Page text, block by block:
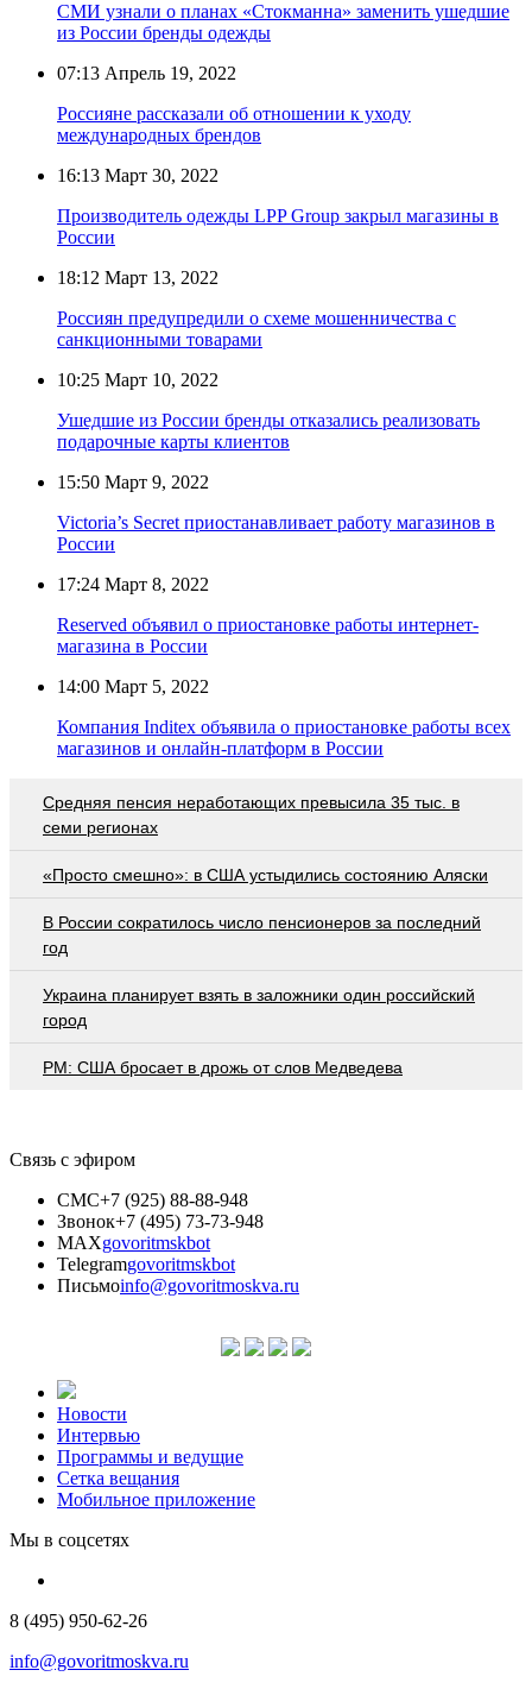
СМИ узнали о планах «Стокманна» заменить ушедшие
из России бренды одежды
07:13 Апрель 19, 2022
Россияне рассказали об отношении к уходу
международных брендов
16:13 Март 30, 2022
Производитель одежды LPP Group закрыл магазины в
России
18:12 Март 13, 2022
Россиян предупредили о схеме мошенничества с
санкционными товарами
10:25 Март 10, 2022
Ушедшие из России бренды отказались реализовать
подарочные карты клиентов
15:50 Март 9, 2022
Victoria’s Secret приостанавливает работу магазинов в
России
17:24 Март 8, 2022
Reserved объявил о приостановке работы интернет-
магазина в России
14:00 Март 5, 2022
Компания Inditex объявила о приостановке работы всех
магазинов и онлайн-платформ в России
Средняя пенсия неработающих превысила 35 тыс. в
семи регионах
«Просто смешно»: в США устыдились состоянию Аляски
В России сократилось число пенсионеров за последний
год
Украина планирует взять в заложники один российский
город
PM: США бросает в дрожь от слов Медведева
Связь с эфиром
СМС+7 (925) 88-88-948
Звонок+7 (495) 73-73-948
MAXgovoritmskbot
Telegramgovoritmskbot
Письмоinfo@govoritmoskva.ru
Новости
Интервью
Программы и ведущие
Сетка вещания
Мобильное приложение
Мы в соцсетях
8 (495) 950-62-26
info@govoritmoskva.ru